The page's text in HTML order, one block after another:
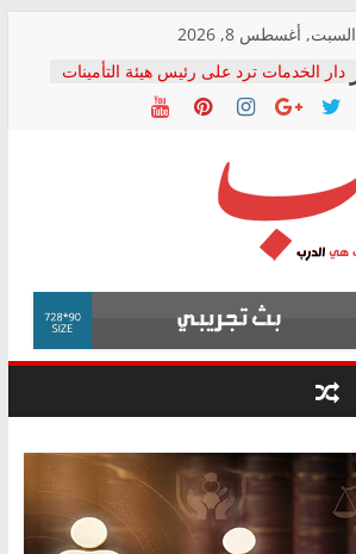
السبت, أغسطس 8, 2026
دار الخدمات ترد على رئيس هيئة التأمينات
بعد مؤتمره الصحفي: إنكار الأزمة لا ينهي
معاناة أصحاب المعاشات.. ونطالب بكشف
فرحات سليمان يكتب: القطاع الصحي إلى
أين؟
حزب التحالف الشعبي يطلق لجنة “الحق
في الصحة” بالإسكندرية لرصد الانتهاكات
ودعم المرضى
الوزاري لمدينة الصحفيين.. وانتهاء أعمال
إنشاء المبنى الإداري
المجلس القومي لحقوق الإنسان يعلن
متابعة قضية الدكتور محمد زهران.. ويؤكد:
قرينة البراءة وضمانات المحاكمة العادلة